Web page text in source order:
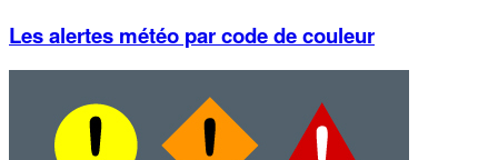
Les alertes météo par code de couleur